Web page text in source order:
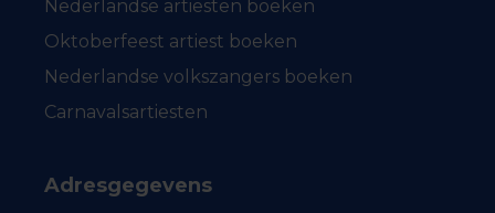
Nederlandse artiesten boeken
Oktoberfeest artiest boeken
Nederlandse volkszangers boeken
Carnavalsartiesten
Adresgegevens